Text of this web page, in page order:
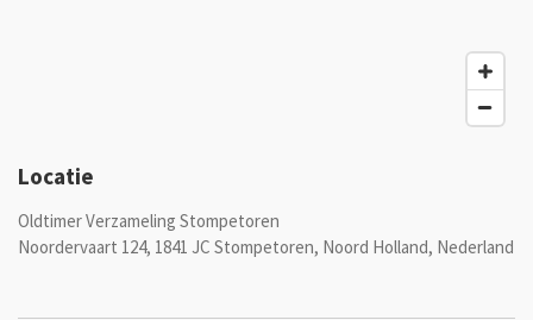
Locatie
Oldtimer Verzameling Stompetoren
Noordervaart 124, 1841 JC Stompetoren, Noord Holland, Nederland